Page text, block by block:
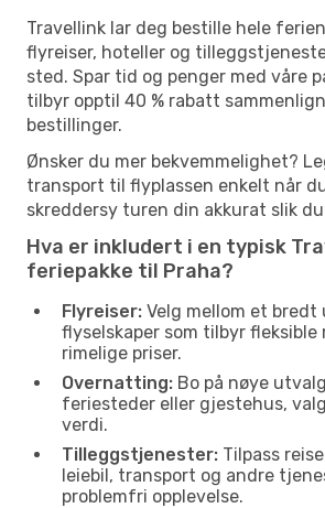
Travellink lar deg bestille hele
flyreiser, hoteller og
sted. Spar tid og penger med våre
tilbyr opptil 40 % rabatt
bestillinger.
Ønsker du mer bekvemmelighet?
transport til flyplassen enkelt når
skreddersy turen din akkurat slik
Hva er inkludert i en typisk
feriepakke til Praha?
Flyreiser: Velg mellom et bredt
flyselskaper som tilbyr
rimelige priser.
Overnatting: Bo på nøye
feriesteder eller gjestehus,
verdi.
Tilleggstjenester: Tilpass
leiebil, transport og andre
problemfri opplevelse.